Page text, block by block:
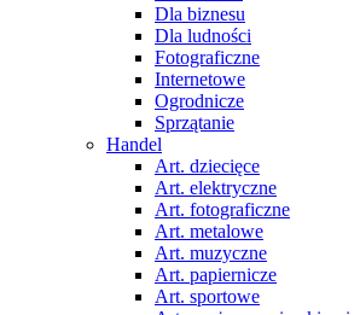
Dla biznesu
Dla ludności
Fotograficzne
Internetowe
Ogrodnicze
Sprzątanie
Handel
Art. dziecięce
Art. elektryczne
Art. fotograficzne
Art. metalowe
Art. muzyczne
Art. papiernicze
Art. sportowe